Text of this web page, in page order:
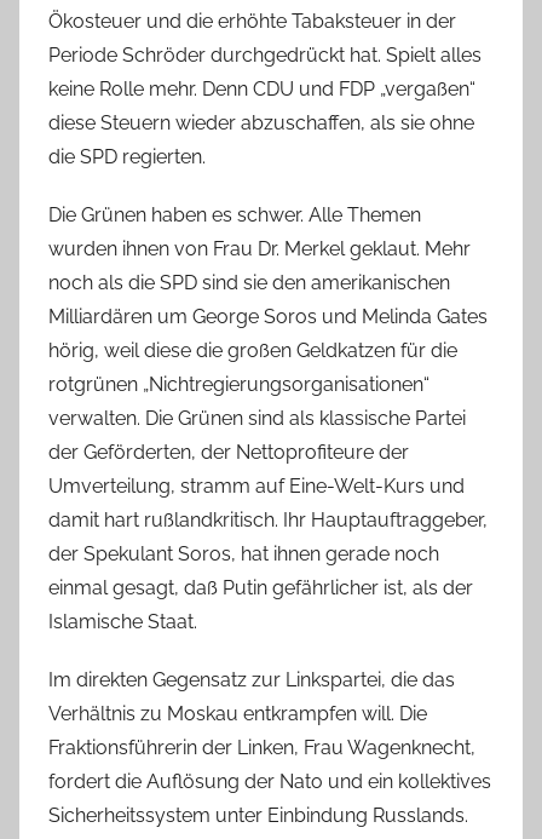
Ökosteuer und die erhöhte Tabaksteuer in der
Periode Schröder durchgedrückt hat. Spielt alles
keine Rolle mehr. Denn CDU und FDP „vergaßen“
diese Steuern wieder abzuschaffen, als sie ohne
die SPD regierten.
Die Grünen haben es schwer. Alle Themen
wurden ihnen von Frau Dr. Merkel geklaut. Mehr
noch als die SPD sind sie den amerikanischen
Milliardären um George Soros und Melinda Gates
hörig, weil diese die großen Geldkatzen für die
rotgrünen „Nichtregierungsorganisationen“
verwalten. Die Grünen sind als klassische Partei
der Geförderten, der Nettoprofiteure der
Umverteilung, stramm auf Eine-Welt-Kurs und
damit hart rußlandkritisch. Ihr Hauptauftraggeber,
der Spekulant Soros, hat ihnen gerade noch
einmal gesagt, daß Putin gefährlicher ist, als der
Islamische Staat.
Im direkten Gegensatz zur Linkspartei, die das
Verhältnis zu Moskau entkrampfen will. Die
Fraktionsführerin der Linken, Frau Wagenknecht,
fordert die Auflösung der Nato und ein kollektives
Sicherheitssystem unter Einbindung Russlands.